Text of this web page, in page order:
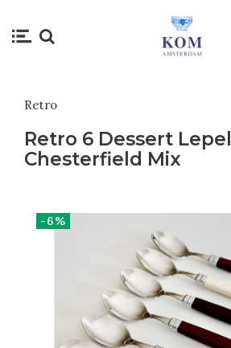
Retro
Retro 6 Dessert
Chesterfield Mix
-6%